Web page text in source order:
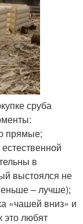
сруба
прямые;
в
выстоялся не
– лучше);
«чашей вниз» и
это любят